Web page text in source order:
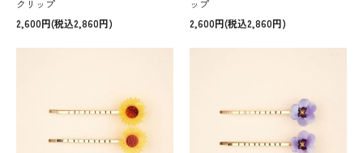
クリップ
2,600円(税込2,860円)
ップ
2,600円(税込2,860円)